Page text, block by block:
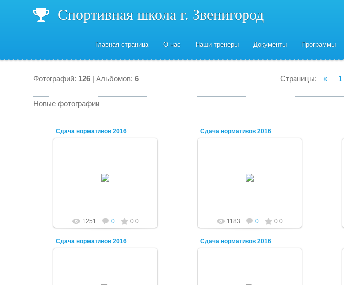
Спортивная школа г. Звенигород
Главная страница О нас Наши тренеры Документы Программы
Фотографий: 126 | Альбомов:6 Страницы: « 1
Новые фотографии
Сдача нормативов 2016
1251 0 0.0
Сдача нормативов 2016
1183 0 0.0
Сдача нормативов 2016 Сдача нормативов 2016